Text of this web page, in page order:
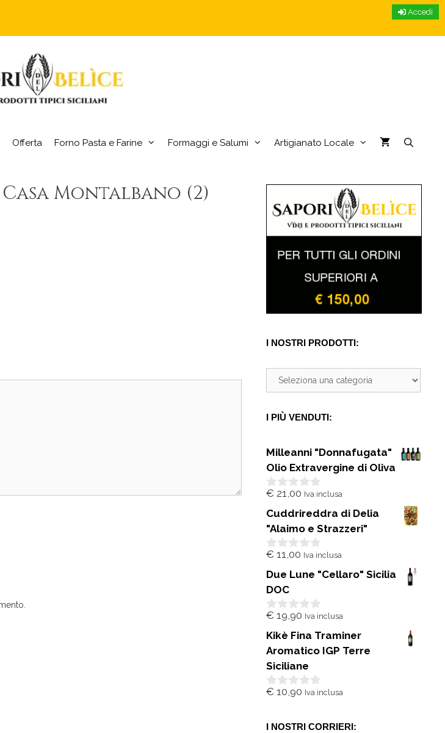
Accedi
Offerta Forno Pasta e Farine Formaggi e Salumi Artigianato Locale
Montalbano (2)
I NOSTRI PRODOTTI:
I PIÙ VENDUTI:
Milleanni "Donnafugata"
Olio Extravergine di Oliva
0
u
5
€ 21,00 Iva inclusa
Cuddrireddra di Delia
"Alaimo e Strazzeri"
0
u
5
€ 11,00 Iva inclusa
Due Lune "Cellaro" Sicilia
DOC
0
u
5
€ 19,90 Iva inclusa
Kikè Fina Traminer
Aromatico IGP Terre
Siciliane
0
5
€ 10,90 Iva inclusa
I NOSTRI CORRIERI: